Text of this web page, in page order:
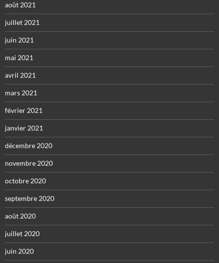
août 2021
juillet 2021
juin 2021
mai 2021
avril 2021
mars 2021
février 2021
janvier 2021
décembre 2020
novembre 2020
octobre 2020
septembre 2020
août 2020
juillet 2020
juin 2020